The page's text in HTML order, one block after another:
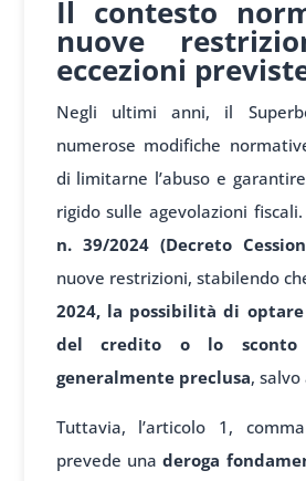
Il contesto
nuove
eccezioni
Negli ultimi anni, il
numerose modifiche
di limitarne l’abuso e
rigido sulle agevolazioni
n. 39/2024 (Decreto
nuove restrizioni, stabilendo
2024, la possibilità di
del credito o lo
generalmente preclusa, salvo
Tuttavia, l’articolo 1,
prevede unaderoga